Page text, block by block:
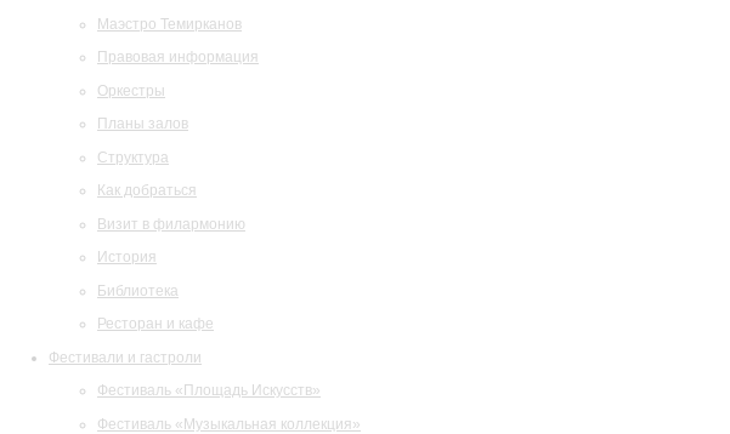
Маэстро Темирканов
Правовая информация
Оркестры
Планы залов
Структура
Как добраться
Визит в филармонию
История
Библиотека
Ресторан и кафе
Фестивали и гастроли
Фестиваль «Площадь Искусств»
Фестиваль «Музыкальная коллекция»